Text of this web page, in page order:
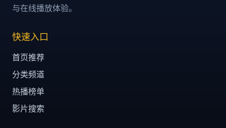
与在线播放体验。
快速入口
首页推荐
分类频道
热播榜单
影片搜索